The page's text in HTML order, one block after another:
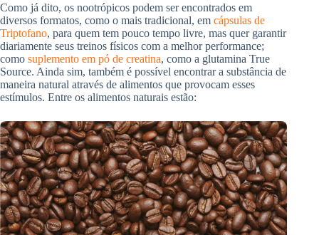
Como já dito, os nootrópicos podem ser encontrados em
diversos formatos, como o mais tradicional, em cápsulas de
Triptofano, para quem tem pouco tempo livre, mas quer garantir
diariamente seus treinos físicos com a melhor performance;
como suplemento em pó de creatina, como a glutamina True
Source. Ainda sim, também é possível encontrar a substância de
maneira natural através de alimentos que provocam esses
estímulos. Entre os alimentos naturais estão: